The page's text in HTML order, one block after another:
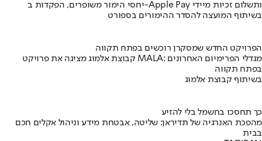
יחסי הימור משופרים, הפקדות ב-Apple Pay ותשלום זכיות מיידי
בשיתוף המועצה להסדר ההימורים בספורט
הפרויקט החדש שמסקרן רוכשים בפתח תקווה
קבוצת אלמוג מציגה את פרויקט MALA: מגדלי הפרימיום האחרונים
בפתח תקווה
בשיתוף קבוצת אלמוג
כך תחסכו בחשמל בלי להזיע
מהפכת האנרגיה של תדיראן: שליטה, אבטחת מידע וניהול אקלים חכם
בבית